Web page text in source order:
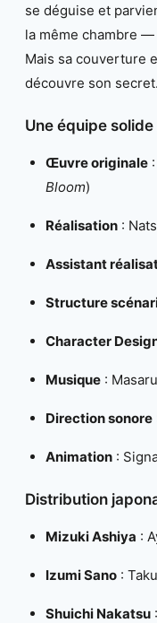
se déguise et
la même chambre
Mais sa couverture
découvre son
Une équipe
Œuvre originale:
Bloom)
Réalisation:
Assistant
Structure
Character
Musique:
Direction sonore
Animation:
Distribution
Mizuki Ashiya :
Izumi Sano:
Shuichi Nakatsu: